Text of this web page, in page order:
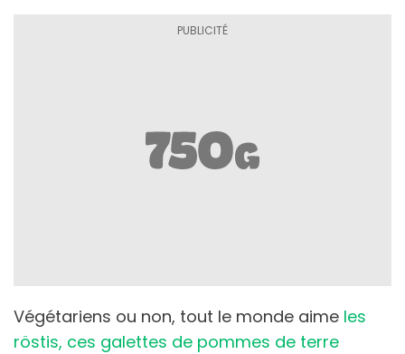
Végétariens ou non, tout le monde aime les
röstis, ces galettes de pommes de terre